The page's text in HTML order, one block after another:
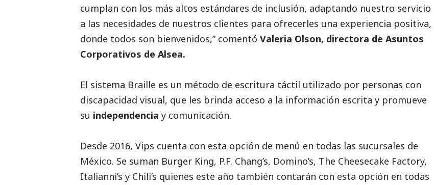
cumplan con los más altos estándares de inclusión, adaptando nuestro servicio
a las necesidades de nuestros clientes para ofrecerles una experiencia positiva,
donde todos son bienvenidos,” comentó Valeria Olson, directora de Asuntos
Corporativos de Alsea.
El sistema Braille es un método de escritura táctil utilizado por personas con
discapacidad visual, que les brinda acceso a la información escrita y promueve
su independencia y comunicación.
Desde 2016, Vips cuenta con esta opción de menú en todas las sucursales de
México. Se suman Burger King, P.F. Chang’s, Domino’s, The Cheesecake Factory,
Italianni’s y Chili’s quienes este año también contarán con esta opción en todas